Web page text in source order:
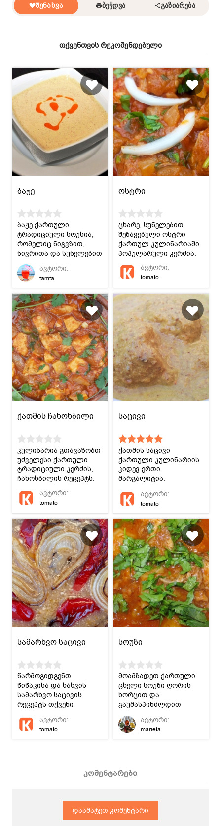
ᲨᲔᲜᲐᲮᲕᲐ ᲑᲔᲭᲓᲕᲐ ᲒᲐᲖᲘᲐᲠᲔᲑᲐ
თქვენთვის რეკომენდებული
ბაჟე
ბაჟე ქართული
ტრადიციული სოუსია,
რომელიც ნიგვზით,
ნივრითა და სუნელებით
მზადდება. მიირთვით
შემწვარ ქათამთან ან
ღომთან ერთად.
ავტორი:
tamta
ოსტრი
ცხარე, სუნელებით
შეზავებული ოსტრი
ქართულ კულინარიაში
პოპულარული კერძია.
ავტორი:
tomato
ქათმის ჩახოხბილი
კულინარია გთავაზობთ
უძველესი ქართული
ტრადიციული კერძის,
ჩახოხბილის რეცეპტს.
ავტორი:
tomato
საცივი
ქათმის საცივი
ქართული კულინარიის
კიდევ ერთი
მარგალიტია.
სადღესასწაულო სუფრა
ქართულად!
ავტორი:
tomato
სამარხვო საცივი
წარმოგიდგენთ
წიწაკისა და ხახვის
სამარხვო საცივის
რეცეპტს თქვენი
სადღესასწაულო
სუფრისთვის!
ავტორი:
tomato
სოუზი
მოამზადეთ ქართული
ცხელი სოუზი ღორის
ხორცით და
გაუმასპინძლდით
ოჯახის წევრებს
გემრიელად!
ავტორი:
marieta
კომენტარები
დაამატეთ კომენტარი